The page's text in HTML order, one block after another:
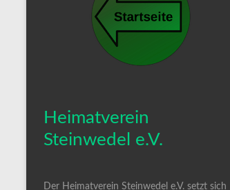
Heimatverein
Steinwedel e.V.
Der Heimatverein Steinwedel e.V. setzt sich